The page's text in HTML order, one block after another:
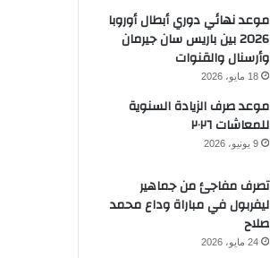
موعد نهائي دوري أبطال أوروبا
2026 بين باريس سان جيرمان
وأرسنال والقنوات
18 مايو، 2026
موعد صرف الزيادة السنوية
للمعاشات ٢٠٢٦
9 يونيو، 2026
تصرف مفاجئ من جماهير
ليفربول في مباراة وداع محمد
صلاح
24 مايو، 2026